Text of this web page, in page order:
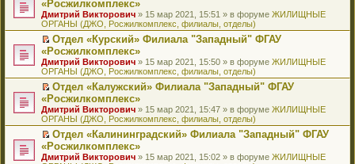
ю
б
щ
е
н
ю
м
у
с
о
б
щ
е
н
ю
т
а
н
н
м
у
с
о
б
щ
е
н
ю
п
р
о
ч
т
а
н
н
м
у
с
о
б
о
м
у
н
п
р
о
ч
т
а
н
н
м
к
п
е
р
о
м
у
н
п
р
о
ч
т
р
е
й
т
к
п
е
р
о
м
у
н
п
«Росжилкомплекс»
Дмитрий Викторович » 15 мар 2021, 15:51 » в форуме ЖИЛИЩНЫЕ
ОРГАНЫ (ДЖО, Росжилкомплекс, филиалы, отделы)
П
р
е
й
т
к
п
е
р
о
Отдел «Курский» Филиала "Западный" ФГАУ
«Росжилкомплекс»
Дмитрий Викторович » 15 мар 2021, 15:50 » в форуме ЖИЛИЩНЫЕ
ОРГАНЫ (ДЖО, Росжилкомплекс, филиалы, отделы)
П
р
е
й
т
к
Отдел «Калужский» Филиала "Западный" ФГАУ
«Росжилкомплекс»
Дмитрий Викторович » 15 мар 2021, 15:47 » в форуме ЖИЛИЩНЫЕ
ОРГАНЫ (ДЖО, Росжилкомплекс, филиалы, отделы)
П
р
Отдел «Калининградский» Филиала "Западный" ФГАУ
«Росжилкомплекс»
Дмитрий Викторович » 15 мар 2021, 15:02 » в форуме ЖИЛИЩНЫЕ